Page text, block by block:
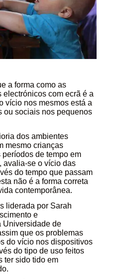
a forma como as
com ecrã é a
vício nos mesmos está a
ou sociais nos pequenos
dos ambientes
mesmo crianças
de tempo em
avalia-se o vício das
do tempo que passam
não é a forma correta
contemporânea.
liderada por Sarah
e
Universidade de
que os problemas
do vício nos dispositivos
do tipo de uso feitos
ter sido tido em